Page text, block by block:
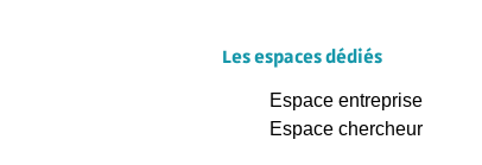
Les espaces dédiés
Espace entreprise
Espace chercheur